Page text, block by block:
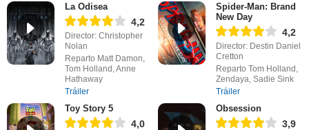
La Odisea
4,2
Director: Christopher
Nolan
Reparto Matt Damon,
Tom Holland, Anne
Hathaway
Tráiler
Spider-Man: Brand
New Day
4,2
Director: Destin Daniel
Cretton
Reparto Tom Holland,
Zendaya, Sadie Sink
Tráiler
Toy Story 5
4,0
Obsession
3,9